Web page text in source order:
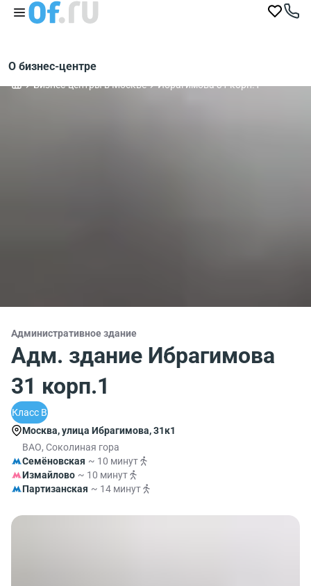
О бизнес-центре
Бизнес-центры в Москве Ибрагимова 31 корп.1
Административное здание
Адм. здание Ибрагимова
31 корп.1
Класс B
Москва, улица Ибрагимова, 31к1
ВАО, Соколиная гора
Семёновская ~ 10 минут
Измайлово ~ 10 минут
Партизанская ~ 14 минут